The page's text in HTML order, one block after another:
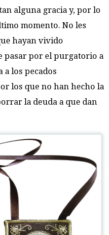
alguna gracia y, por lo
momento. No les
hayan vivido
pasar por el purgatorio a
los pecados
los que no han hecho la
la deuda a que dan